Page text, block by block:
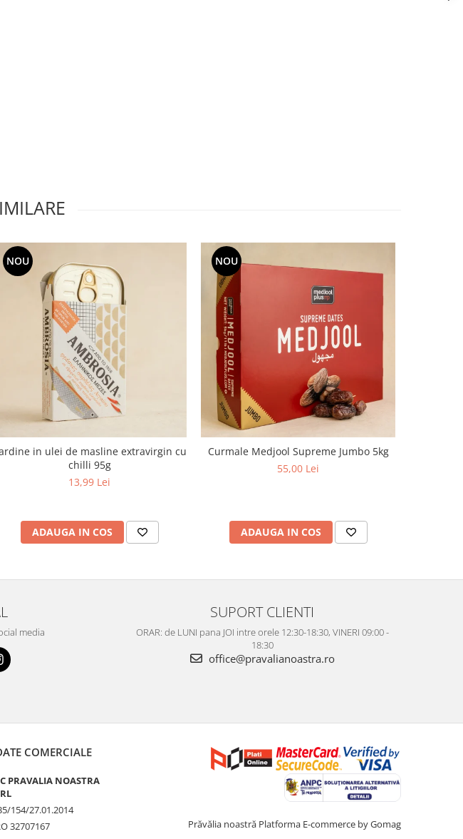
NOU
in ulei de masline extravirgin cu
chilli 95g
13,99 Lei
ADAUGA IN COS
NOU
Curmale Medjool Supreme Jumbo 5kg
55,00 Lei
ADAUGA IN COS
media
SUPORT CLIENTI
ORAR: de LUNI pana JOI intre orele 12:30-18:30, VINERI 09:00 -
18:30
office@pravalianoastra.ro
COMERCIALE
PRAVALIA NOASTRA
154/27.01.2014
32707167
Prăvălia noastră Platforma E-commerce by Gomag